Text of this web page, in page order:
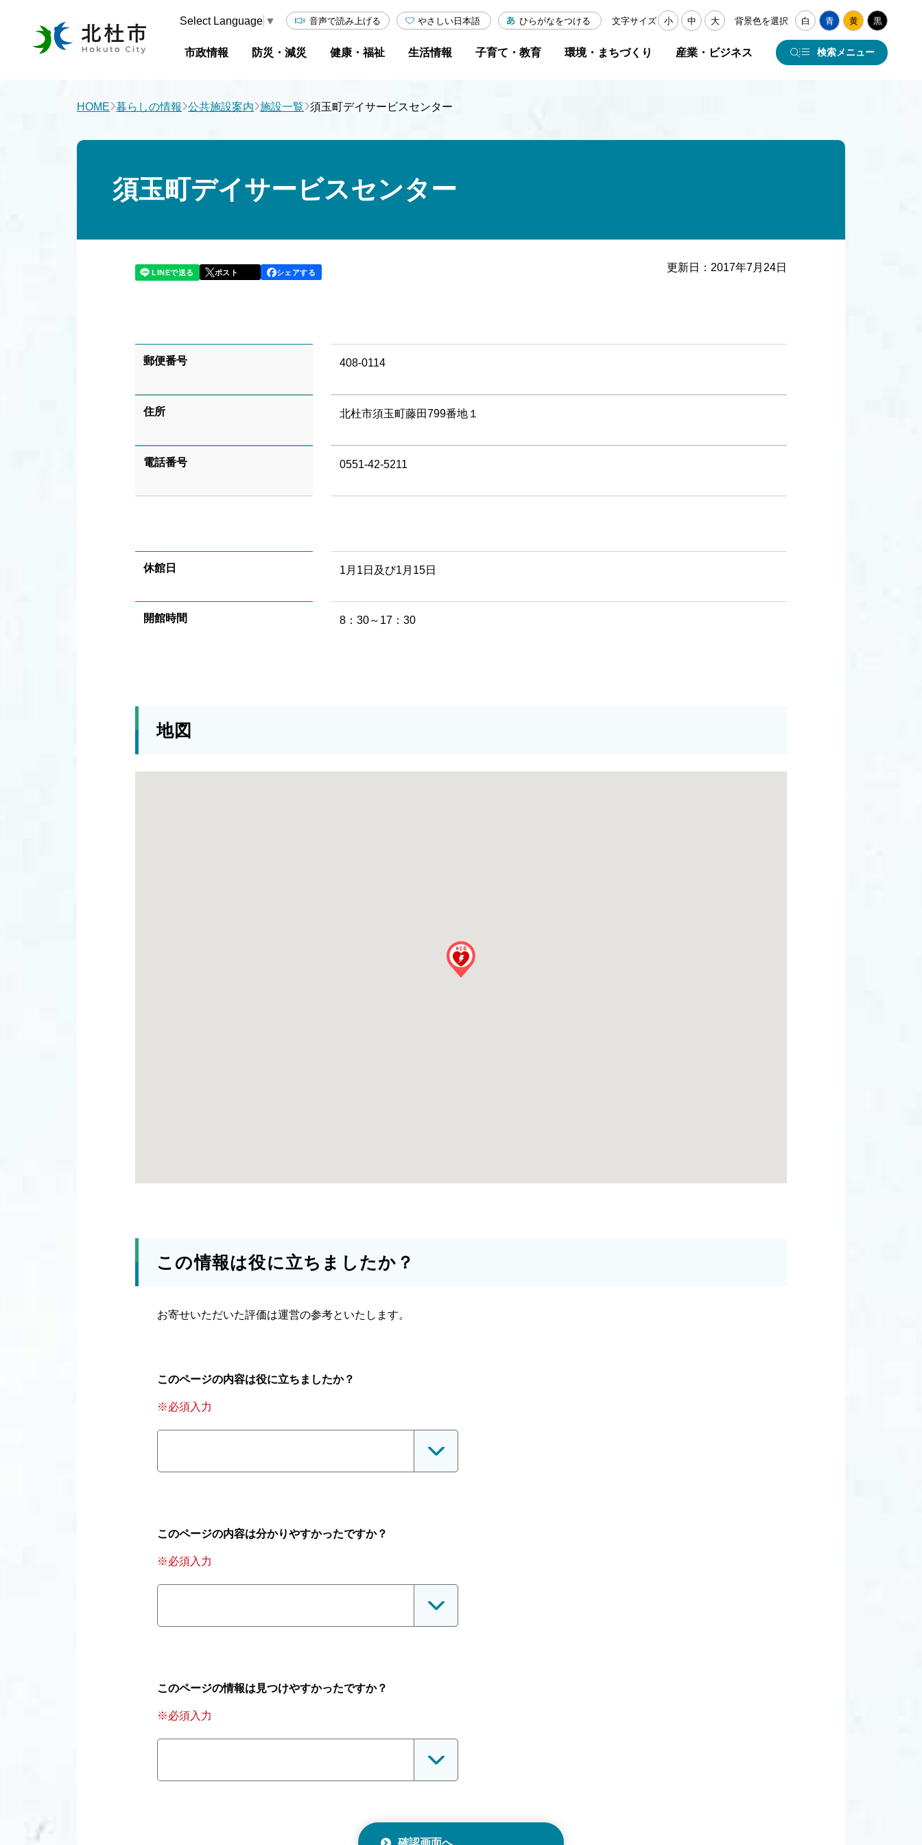
Select Language ▼ 音声で読み上げる やさしい日本語 ひらがなをつける 文字サイズ 小 中 大 背景色を選択 白 青 黄 黒
市政情報 防災・減災 健康・福祉 生活情報 子育て・教育 環境・まちづくり 産業・ビジネス 検索メニュー
HOME›暮らしの情報›公共施設案内›施設一覧›須玉町デイサービスセンター
須玉町デイサービスセンター
LINEで送る ポスト シェアする 更新日： 2017年7月24日
郵便番号 408-0114
住所 北杜市須玉町藤田799番地１
電話番号 0551-42-5211
休館日 1月1日及び1月15日
開館時間 8：30～17：30
地図
この情報は役に立ちましたか？
お寄せいただいた評価は運営の参考といたします。
このページの内容は役に立ちましたか？
※必須入力
このページの内容は分かりやすかったですか？
※必須入力
このページの情報は見つけやすかったですか？
※必須入力